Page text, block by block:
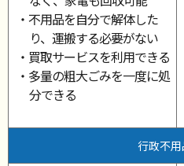
・不用品を自分で解体した
り、運搬する必要がない
・買取サービスを利用できる
・多量の粗大ごみを一度に処
分できる
行政不